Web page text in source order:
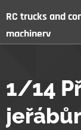
RC trucks and
machinery
1/14